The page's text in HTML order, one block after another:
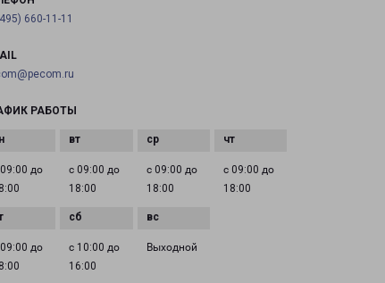
660-11-11
РАБОТЫ
до
с 09:00 до
18:00
с 09:00 до
18:00
с 09:00 до
18:00
до
с 10:00 до
16:00
Выходной